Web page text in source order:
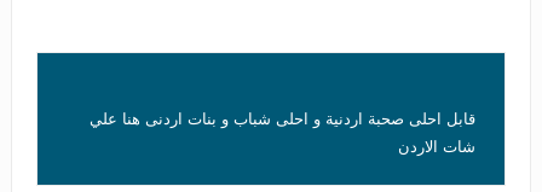
قابل احلى صحبة اردنية و احلى شباب و بنات اردنى هنا علي
شات الاردن